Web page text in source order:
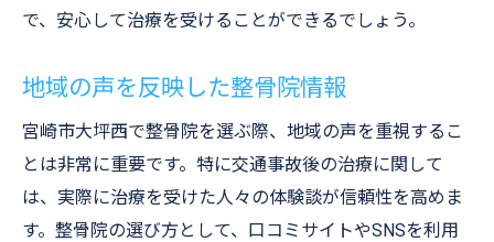
で、安心して治療を受けることができるでしょう。
地域の声を反映した整骨院情報
宮崎市大坪西で整骨院を選ぶ際、地域の声を重視するこ
とは非常に重要です。特に交通事故後の治療に関して
は、実際に治療を受けた人々の体験談が信頼性を高めま
す。整骨院の選び方として、口コミサイトやSNSを利用